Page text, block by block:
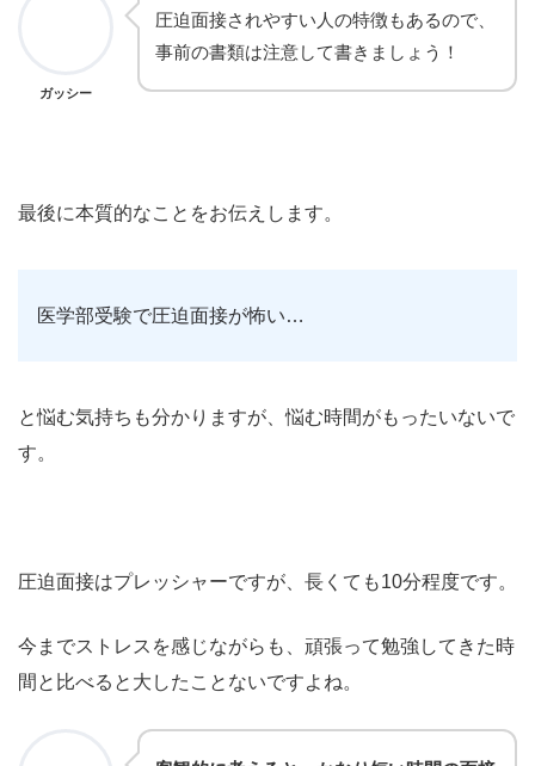
ガッシー
圧迫面接されやすい人の特徴もあるので、
事前の書類は注意して書きましょう！
最後に本質的なことをお伝えします。
医学部受験で圧迫面接が怖い…
と悩む気持ちも分かりますが、悩む時間がもったいないで
す。
圧迫面接はプレッシャーですが、長くても10分程度です。
今までストレスを感じながらも、頑張って勉強してきた時
間と比べると大したことないですよね。